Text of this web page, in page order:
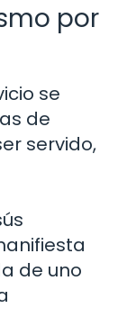
por
se
de
servido,
de uno